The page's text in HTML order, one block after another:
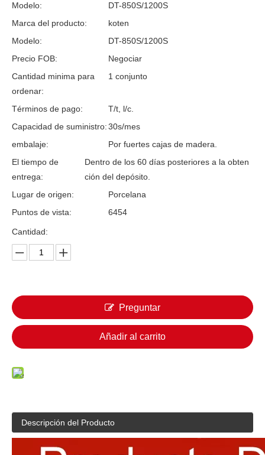
Modelo:
DT-850S/1200S
Marca del producto:
koten
Modelo:
DT-850S/1200S
Precio FOB:
Negociar
Cantidad minima para
ordenar:
1 conjunto
Términos de pago:
T/t, l/c.
Capacidad de suministro:30s/mes
embalaje:
Por fuertes cajas de madera.
El tiempo de
entrega:
Dentro de los 60 días posteriores a la obten
ción del depósito.
Lugar de origen:
Porcelana
Puntos de vista:
6454
Cantidad:
Preguntar
Añadir al carrito
Descripción del Producto